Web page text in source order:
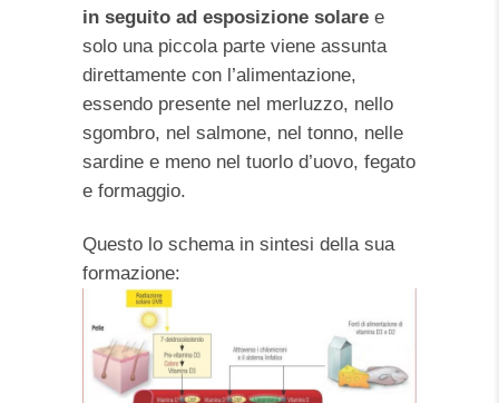
in seguito ad esposizione solare e
solo una piccola parte viene assunta
direttamente con l’alimentazione,
essendo presente nel merluzzo, nello
sgombro, nel salmone, nel tonno, nelle
sardine e meno nel tuorlo d’uovo, fegato
e formaggio.
Questo lo schema in sintesi della sua
formazione: